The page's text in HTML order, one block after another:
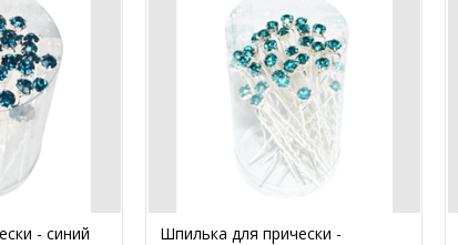
- синий
Шпилька для прически -